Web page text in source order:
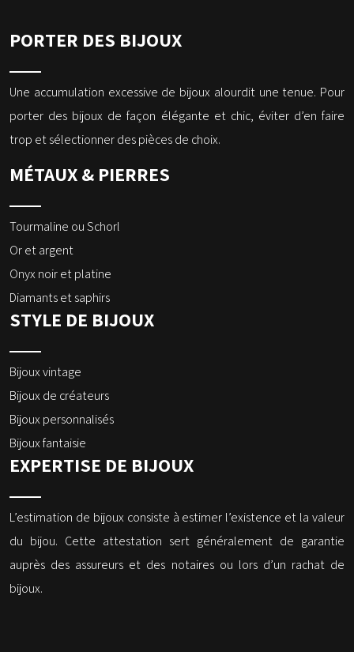
PORTER DES BIJOUX
Une accumulation excessive de bijoux alourdit une tenue. Pour
porter des bijoux de façon élégante et chic, éviter d’en faire
trop et sélectionner des pièces de choix.
MÉTAUX & PIERRES
Tourmaline ou Schorl
Or et argent
Onyx noir et platine
Diamants et saphirs
STYLE DE BIJOUX
Bijoux vintage
Bijoux de créateurs
Bijoux personnalisés
Bijoux fantaisie
EXPERTISE DE BIJOUX
L’estimation de bijoux consiste à estimer l’existence et la valeur
du bijou. Cette attestation sert généralement de garantie
auprès des assureurs et des notaires ou lors d’un rachat de
bijoux.